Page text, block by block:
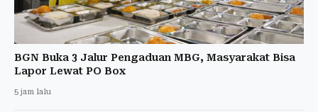
BGN Buka 3 Jalur Pengaduan MBG, Masyarakat Bisa
Lapor Lewat PO Box
5 jam lalu